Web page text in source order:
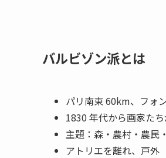
バルビゾン派とは
パリ南東 60km、フォ
1830 年代から画家た
主題：森・農村・農民
アトリエを離れ、戸外